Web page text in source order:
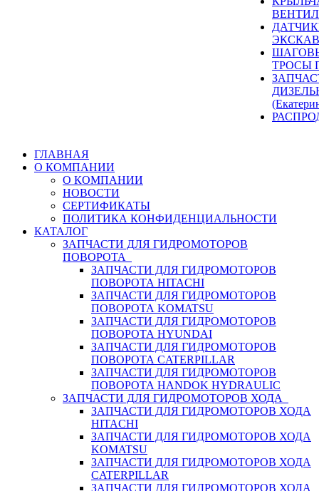
ТРОСЫ
ГЛАВНАЯ
О КОМПАНИИ
О КОМПАНИИ
НОВОСТИ
СЕРТИФИКАТЫ
ПОЛИТИКА КОНФИДЕНЦИАЛЬНОСТИ
КАТАЛОГ
ЗАПЧАСТИ ДЛЯ ГИДРОМОТОРОВ
ПОВОРОТА
ЗАПЧАСТИ ДЛЯ ГИДРОМОТОРОВ
ПОВОРОТА HITACHI
ЗАПЧАСТИ ДЛЯ ГИДРОМОТОРОВ
ПОВОРОТА KOMATSU
ЗАПЧАСТИ ДЛЯ ГИДРОМОТОРОВ
ПОВОРОТА HYUNDAI
ЗАПЧАСТИ ДЛЯ ГИДРОМОТОРОВ
ПОВОРОТА CATERPILLAR
ЗАПЧАСТИ ДЛЯ ГИДРОМОТОРОВ
ПОВОРОТА HANDOK HYDRAULIC
ЗАПЧАСТИ ДЛЯ ГИДРОМОТОРОВ ХОДА
ЗАПЧАСТИ ДЛЯ ГИДРОМОТОРОВ ХОДА
HITACHI
ЗАПЧАСТИ ДЛЯ ГИДРОМОТОРОВ ХОДА
KOMATSU
ЗАПЧАСТИ ДЛЯ ГИДРОМОТОРОВ ХОДА
CATERPILLAR
ЗАПЧАСТИ ДЛЯ ГИДРОМОТОРОВ ХОДА